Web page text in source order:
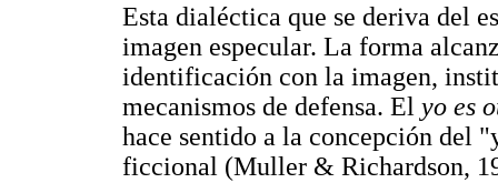
Esta dialéctica que se deriva del
imagen especular. La forma
identificación con la imagen,
mecanismos de defensa. El yo es
hace sentido a la concepción del
ficcional (Muller & Richardson,